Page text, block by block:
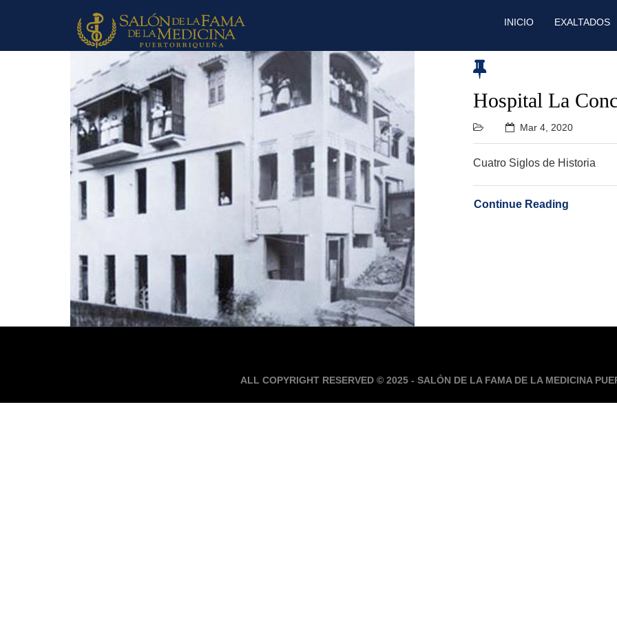
INICIO EXALTADOS
Hospital La
Mar 4, 2020
Cuatro Siglos de Historia
Continue Reading
ALL COPYRIGHT RESERVED © 2025 - SALÓN DE LA FAMA DE LA MEDICINA